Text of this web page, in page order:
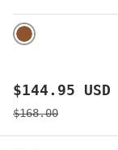
BROWN
Precio de
$144.95 USD
Precio normal
$168.00